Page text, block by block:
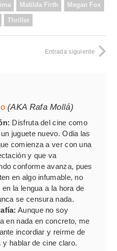
Matilda Firth Megan Fox
Thriller
Entrada siguiente
(AKA Rafa Mollá)
Disfruta del cine como
juguete nuevo. Odia las
comienza a ver con una
y que va
conforme avanza, pues
en algo infumable, no
en la lengua a la hora de
se censura nada.
Aunque no soy
en nada en concreto, me
incordiar y reirme de
y hablar de cine claro.